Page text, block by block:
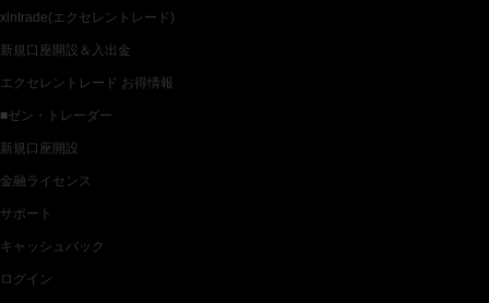
xlntrade(エクセレントレード)
新規口座開設＆入出金
エクセレントレード お得情報
■ゼン・トレーダー
新規口座開設
金融ライセンス
サポート
キャッシュバック
ログイン